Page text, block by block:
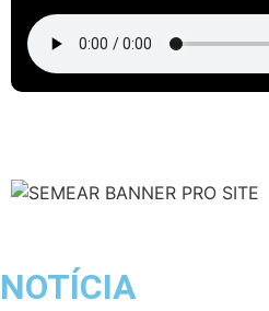
NOTÍCIA